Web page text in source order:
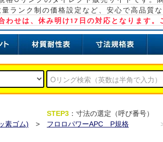
ランク制の価格設定など、安心で高品質
せは、休み明け17日の対応となります。
素ゴム)
>
STEP3 ：寸法の選定（呼び番号）
フロロパワーAPC P規格